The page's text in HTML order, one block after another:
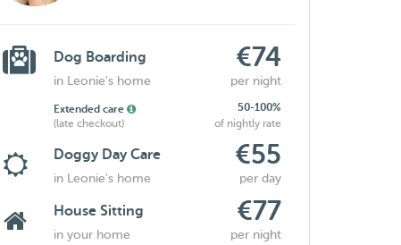
Dog Boarding €74
in Leonie's home per night
Extended care
50-100%
(late checkout)
of nightly rate
Doggy Day Care €55
in Leonie's home per day
House Sitting €77
in your home
per night